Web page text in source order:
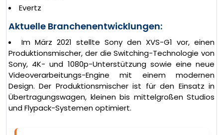
Evertz
Aktuelle Branchenentwicklungen:
Im März 2021 stellte Sony den XVS-G1 vor, einen
Produktionsmischer, der die Switching-Technologie von
Sony, 4K- und 1080p-Unterstützung sowie eine neue
Videoverarbeitungs-Engine mit einem modernen
Design. Der Produktionsmischer ist für den Einsatz in
Übertragungswagen, kleinen bis mittelgroßen Studios
und Flypack-Systemen optimiert.